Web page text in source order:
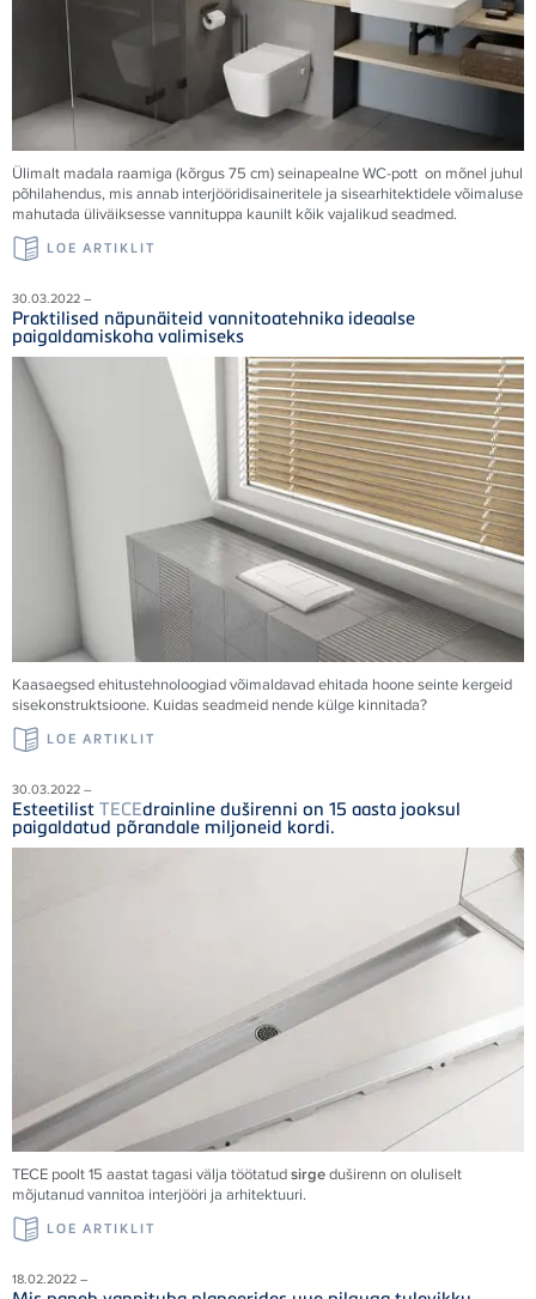
Ülimalt madala raamiga (kõrgus 75 cm) seinapealne WC-pott on mõnel juhul
põhilahendus, mis annab interjööridisaineritele ja sisearhitektidele võimaluse
mahutada üliväiksesse vannituppa kaunilt kõik vajalikud seadmed.
LOE ARTIKLIT
30.03.2022 –
Praktilised näpunäiteid vannitoatehnika ideaalse
paigaldamiskoha valimiseks
Kaasaegsed ehitustehnoloogiad võimaldavad ehitada hoone seinte kergeid
sisekonstruktsioone. Kuidas seadmeid nende külge kinnitada?
LOE ARTIKLIT
30.03.2022 –
Esteetilist TECEdrainline duširenni on 15 aasta jooksul
paigaldatud põrandale miljoneid kordi.
TECE poolt 15 aastat tagasi välja töötatudsirgeduširenn on oluliselt
mõjutanud vannitoa interjööri ja arhitektuuri.
LOE ARTIKLIT
18.02.2022 –